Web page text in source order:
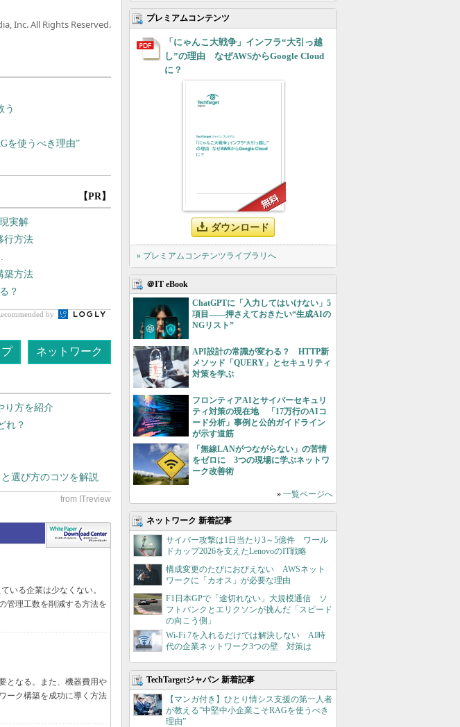
Inc. All Rights Reserved.
【PR】
実解
行方法
築方法
？
by
プ ネットワーク
り方を紹介
れ？
選び方のコツを解説
いる企業は少なくない。
管理工数を削減する方法を
となる。また、機器費用や
ーク構築を成功に導く方法
プレミアムコンテンツ
「にゃんこ大戦争」インフラ“大引っ越
し”の理由 なぜAWSからGoogle Cloud
に？
ダウンロード
» プレミアムコンテンツライブラリへ
＠IT eBook
ChatGPTに「入力してはいけない」5
項目――押さえておきたい“生成AIの
NGリスト”
API設計の常識が変わる？ HTTP新
メソッド「QUERY」とセキュリティ
対策を学ぶ
フロンティアAIとサイバーセキュリ
ティ対策の現在地 「17万行のAIコ
ード分析」事例と公的ガイドライン
が示す道筋
「無線LANがつながらない」の苦情
をゼロに 3つの現場に学ぶネットワ
ーク改善術
» 一覧ページへ
ネットワーク 新着記事
サイバー攻撃は1日当たり3～5億件 ワール
ドカップ2026を支えたLenovoのIT戦略
構成変更のたびにおびえない AWSネット
ワークに「カオス」が必要な理由
F1日本GPで「途切れない」大規模通信 ソ
フトバンクとエリクソンが挑んだ「スピード
の向こう側」
Wi-Fi 7を入れるだけでは解決しない AI時
代の企業ネットワーク3つの壁 対策は
TechTargetジャパン 新着記事
【マンガ付き】ひとり情シス支援の第一人者
が教える”中堅中小企業こそRAGを使うべき
理由”